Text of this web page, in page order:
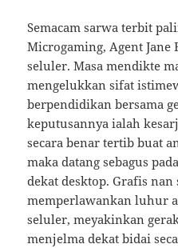
Semacam sarwa terbit
Microgaming, Agent Jane
seluler. Masa mendikte
mengelukkan sifat
berpendidikan bersama
keputusannya ialah
secara benar tertib buat
maka datang sebagus
dekat desktop. Grafis
memperlawankan luhur
seluler, meyakinkan
menjelma dekat bidai